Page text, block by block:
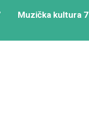
Muzička kultura 7